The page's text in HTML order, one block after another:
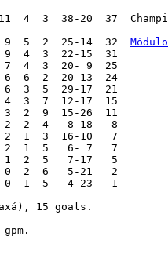
18  11  4  3  38-20  37
15 goals.